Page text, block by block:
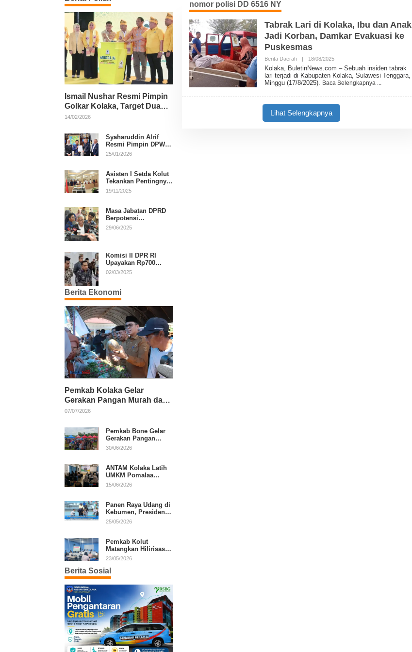
Ismail Nushar Resmi Pimpin
Golkar Kolaka, Target Dua
Kursi per Dapil
14/02/2026
Syaharuddin Alrif
Resmi Pimpin DPW
NasDem Sulsel
25/01/2026
Asisten I Setda Kolut
Tekankan Pentingnya
Pendidikan Politik
19/11/2025
Masa Jabatan DPRD
Berpotensi
Diperpanjang, Aria
29/06/2025
Komisi II DPR RI
Upayakan Rp700
Miliar dari APBN
Putusan MK
02/03/2025
Berita Ekonomi
Pemkab Kolaka Gelar
Gerakan Pangan Murah dan
Salurkan Pupuk Organik
07/07/2026
Pemkab Bone Gelar
Gerakan Pangan
Murah, Warga Serbu
30/06/2026
ANTAM Kolaka Latih
UMKM Pomalaa
Kembangkan Produk
15/06/2026
Panen Raya Udang di
Kebumen, Presiden
Prabowo Tekankan
25/05/2026
Pemkab Kolut
Matangkan Hilirisasi
Kakao dan Kelapa,
Daerah
23/05/2026
Berita Sosial
nomor polisi DD 6516 NY
Tabrak Lari di Kolaka, Ibu dan Anak
Jadi Korban, Damkar Evakuasi ke
Puskesmas
Berita Daerah | 18/08/2025O
E
H
B
Kolaka, BuletinNews.com – Sebuah insiden tabrak
lari terjadi di Kabupaten Kolaka, Sulawesi Tenggara,
Minggu (17/8/2025).
Baca Selengkapnya
Lihat Selengkapnya